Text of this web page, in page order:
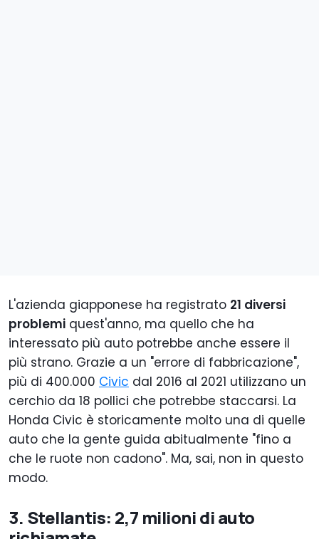
L'azienda giapponese ha registrato 21 diversi
problemi quest'anno, ma quello che ha
interessato più auto potrebbe anche essere il
più strano. Grazie a un "errore di fabbricazione",
più di 400.000 Civic dal 2016 al 2021 utilizzano un
cerchio da 18 pollici che potrebbe staccarsi. La
Honda Civic è storicamente molto una di quelle
auto che la gente guida abitualmente "fino a
che le ruote non cadono". Ma, sai, non in questo
modo.
3. Stellantis: 2,7 milioni di auto